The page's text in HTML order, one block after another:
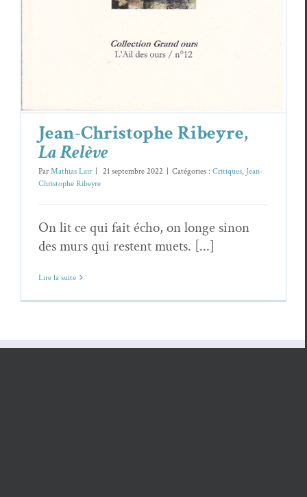
Jean-Christophe Ribeyre,
La Relève
ParMathias Lair 21 septembre 2022 Catégories : Critiques, Jean-
Christophe Ribeyre
On lit ce qui fait écho, on longe sinon
des murs qui restent muets. [...]
Lire la suite